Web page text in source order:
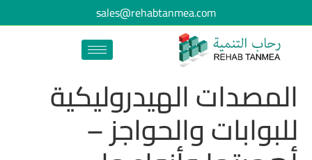
sales@rehabtanmea.com
المصدات الهيدروليكية
للبوابات والحواجز –